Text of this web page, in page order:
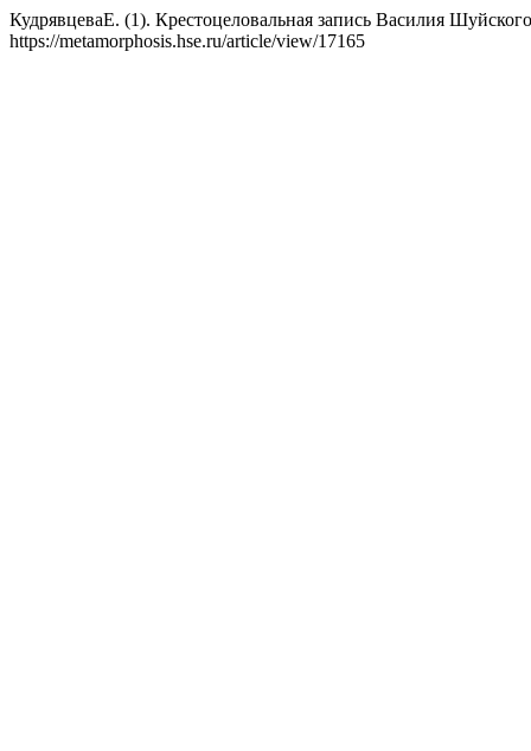
КудрявцеваЕ. (1). Крестоцеловальная запись Василия
https://metamorphosis.hse.ru/article/view/17165